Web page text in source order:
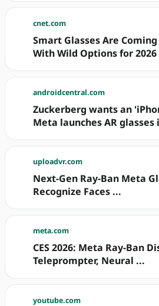
cnet.com
Smart Glasses Are
With Wild Options for 2026
androidcentral.com
Zuckerberg wants an
Meta launches AR glasses
uploadvr.com
Next-Gen Ray-Ban Meta
Recognize Faces ...
meta.com
CES 2026: Meta Ray-Ban
Teleprompter, Neural ...
youtube.com